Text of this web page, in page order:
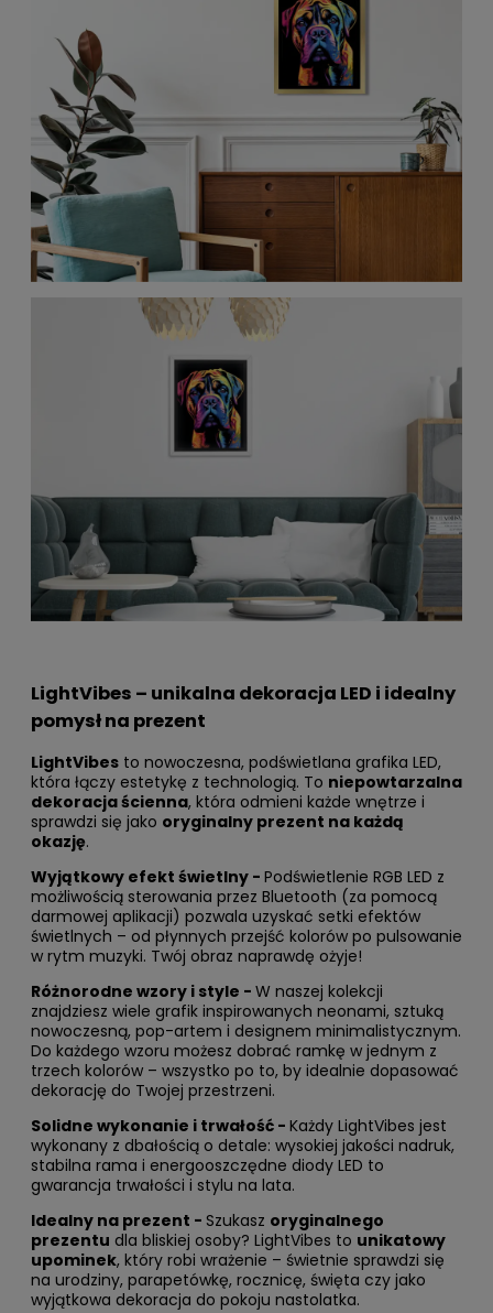
LightVibes – unikalna dekoracja LED i idealny
pomysł na prezent
LightVibes to nowoczesna, podświetlana grafika LED,
która łączy estetykę z technologią. To niepowtarzalna
dekoracja ścienna, która odmieni każde wnętrze i
sprawdzi się jako oryginalny prezent na każdą
okazję.
Wyjątkowy efekt świetlny - Podświetlenie RGB LED z
możliwością sterowania przez Bluetooth (za pomocą
darmowej aplikacji) pozwala uzyskać setki efektów
świetlnych – od płynnych przejść kolorów po pulsowanie
w rytm muzyki. Twój obraz naprawdę ożyje!
Różnorodne wzory i style - W naszej kolekcji
znajdziesz wiele grafik inspirowanych neonami, sztuką
nowoczesną, pop-artem i designem minimalistycznym.
Do każdego wzoru możesz dobrać ramkę w jednym z
trzech kolorów – wszystko po to, by idealnie dopasować
dekorację do Twojej przestrzeni.
Solidne wykonanie i trwałość - Każdy LightVibes jest
wykonany z dbałością o detale: wysokiej jakości nadruk,
stabilna rama i energooszczędne diody LED to
gwarancja trwałości i stylu na lata.
Idealny na prezent - Szukasz oryginalnego
prezentu dla bliskiej osoby? LightVibes to unikatowy
upominek, który robi wrażenie – świetnie sprawdzi się
na urodziny, parapetówkę, rocznicę, święta czy jako
wyjątkowa dekoracja do pokoju nastolatka.